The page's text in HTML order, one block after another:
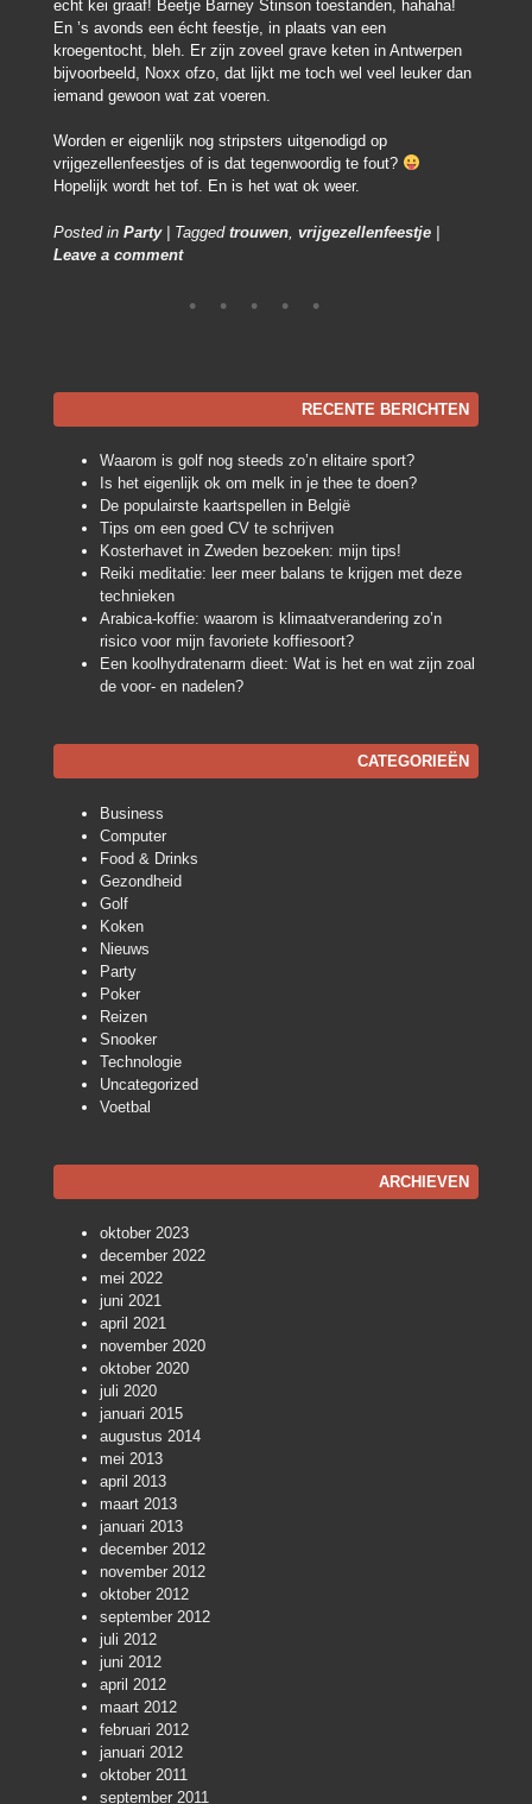
echt kei graaf! Beetje Barney Stinson toestanden, hahaha!
En ’s avonds een écht feestje, in plaats van een
kroegentocht, bleh. Er zijn zoveel grave keten in Antwerpen
bijvoorbeeld, Noxx ofzo, dat lijkt me toch wel veel leuker dan
iemand gewoon wat zat voeren.
Worden er eigenlijk nog stripsters uitgenodigd op
vrijgezellenfeestjes of is dat tegenwoordig te fout?
Hopelijk wordt het tof. En is het wat ok weer.
Posted in Party | Tagged trouwen, vrijgezellenfeestje |
Leave a comment
RECENTE BERICHTEN
Waarom is golf nog steeds zo’n elitaire sport?
Is het eigenlijk ok om melk in je thee te doen?
De populairste kaartspellen in België
Tips om een goed CV te schrijven
Kosterhavet in Zweden bezoeken: mijn tips!
Reiki meditatie: leer meer balans te krijgen met deze
technieken
Arabica-koffie: waarom is klimaatverandering zo’n
risico voor mijn favoriete koffiesoort?
Een koolhydratenarm dieet: Wat is het en wat zijn zoal
de voor- en nadelen?
CATEGORIEËN
Business
Computer
Food & Drinks
Gezondheid
Golf
Koken
Nieuws
Party
Poker
Reizen
Snooker
Technologie
Uncategorized
Voetbal
ARCHIEVEN
oktober 2023
december 2022
mei 2022
juni 2021
april 2021
november 2020
oktober 2020
juli 2020
januari 2015
augustus 2014
mei 2013
april 2013
maart 2013
januari 2013
december 2012
november 2012
oktober 2012
september 2012
juli 2012
juni 2012
april 2012
maart 2012
februari 2012
januari 2012
oktober 2011
september 2011